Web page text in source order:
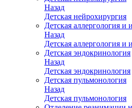
Назад
Детская нейрохирургия
Детская аллергология и
Назад
Детская аллергология и
Детская эндокринология
Назад
Детская эндокринология
Детская пульмонология
Назад
Детская пульмонология